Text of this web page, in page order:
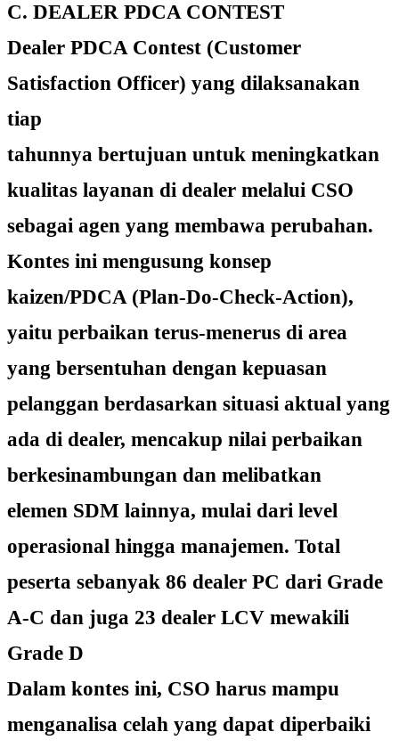
C. DEALER PDCA CONTEST
Dealer PDCA Contest (Customer
Satisfaction Officer) yang dilaksanakan
tiap
tahunnya bertujuan untuk meningkatkan
kualitas layanan di dealer melalui CSO
sebagai agen yang membawa perubahan.
Kontes ini mengusung konsep
kaizen/PDCA (Plan-Do-Check-Action),
yaitu perbaikan terus-menerus di area
yang bersentuhan dengan kepuasan
pelanggan berdasarkan situasi aktual yang
ada di dealer, mencakup nilai perbaikan
berkesinambungan dan melibatkan
elemen SDM lainnya, mulai dari level
operasional hingga manajemen. Total
peserta sebanyak 86 dealer PC dari Grade
A-C dan juga 23 dealer LCV mewakili
Grade D
Dalam kontes ini, CSO harus mampu
menganalisa celah yang dapat diperbaiki